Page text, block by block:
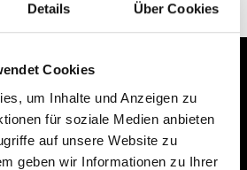
Details Über Cookies
Cookies
um Inhalte und Anzeigen zu
für soziale Medien anbieten
auf unsere Website zu
geben wir Informationen zu Ihrer